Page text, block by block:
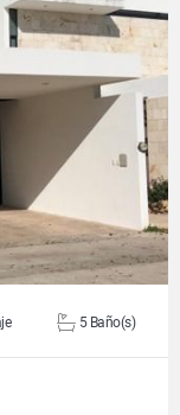
5 Baño(s)